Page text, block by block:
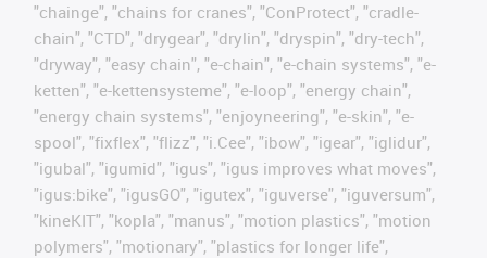
"chainge", "chains for cranes", "ConProtect", "cradle-
chain", "CTD", "drygear", "drylin", "dryspin", "dry-tech",
"dryway", "easy chain", "e-chain", "e-chain systems", "e-
ketten", "e-kettensysteme", "e-loop", "energy chain",
"energy chain systems", "enjoyneering", "e-skin", "e-
spool", "fixflex", "flizz", "i.Cee", "ibow", "igear", "iglidur",
"igubal", "igumid", "igus", "igus improves what moves",
"igus:bike", "igusGO", "igutex", "iguverse", "iguversum",
"kineKIT", "kopla", "manus", "motion plastics", "motion
polymers", "motionary", "plastics for longer life",